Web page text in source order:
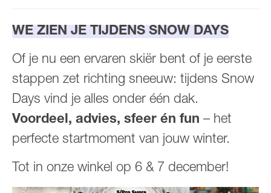
WE ZIEN JE TIJDENS SNOW DAYS
Of je nu een ervaren skiër bent of je eerste
stappen zet richting sneeuw: tijdens Snow
Days vind je alles onder één dak.
Voordeel, advies, sfeer én fun – het
perfecte startmoment van jouw winter.
Tot in onze winkel op 6 & 7 december!